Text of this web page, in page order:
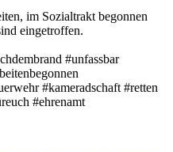
im Sozialtrakt begonnen
eingetroffen.
#unfassbar
#kameradschaft #retten
#ehrenamt